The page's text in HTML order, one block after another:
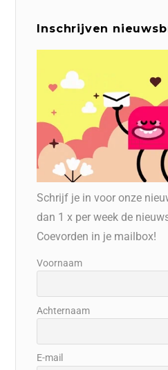
Inschrijven
Schrijf je in voor onze
dan 1 x per week de
Coevorden in je mailbox!
Voornaam
Achternaam
E-mail